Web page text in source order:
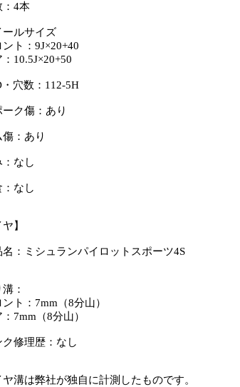
4本
ルサイズ
ト：9J×20+40
10.5J×20+50
穴数：112-5H
ク傷：あり
：あり
なし
なし
】
：ミシュランパイロットスポーツ4S
：
ト：7mm（8分山）
7mm（8分山）
修理歴：なし
溝は弊社が独自に計測したものです。